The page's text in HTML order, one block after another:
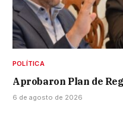
POLÍTICA
Aprobaron Plan de
6 de agosto de 2026